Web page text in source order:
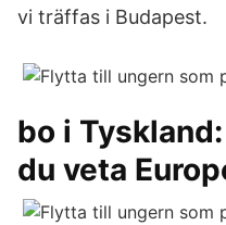
vi träffas i Budapest.
bo i
du veta